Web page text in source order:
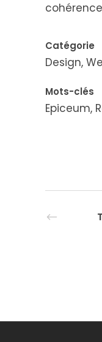
Catégorie
Design,
Mots-clés
Epiceum,